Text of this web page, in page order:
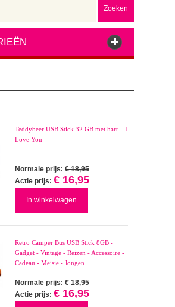
Zoeken
Teddybeer USB Stick 32 GB met hart – I
Love You
Normale prijs: € 18,95
Actie prijs: € 16,95
In winkelwagen
Retro Camper Bus USB Stick 8GB -
Gadget - Vintage - Reizen - Accessoire -
Cadeau - Meisje - Jongen
Normale prijs: € 18,95
Actie prijs: € 16,95